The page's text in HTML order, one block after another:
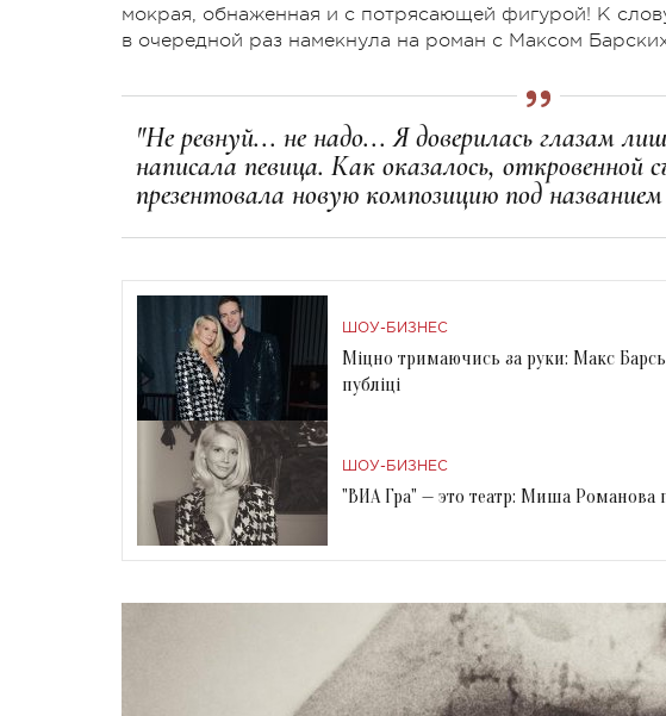
мокрая, обнаженная и с потрясающей фигурой! К
в очередной раз намекнула на роман с Максом
"Не ревнуй... не надо... Я доверилась глазам
написала певица. Как оказалось, откровенной
презентовала новую композицию под
ШОУ-БИЗНЕС
Міцно тримаючись за руки: Макс
публіці
ШОУ-БИЗНЕС
"ВИА Гра" — это театр: Миша Романова